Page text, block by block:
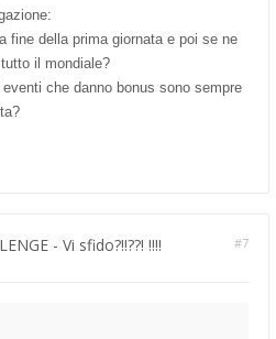
fine della prima giornata e poi se ne
il mondiale?
che danno bonus sono sempre
- Vi sfido?!!??! !!!! #7